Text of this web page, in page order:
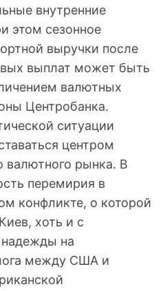
внутренние
этом сезонное
выручки после
выплат может быть
валютных
Центробанка.
ситуации
центром
валютного рынка. В
перемирия в
конфликте, о которой
хоть и с
на
между США и